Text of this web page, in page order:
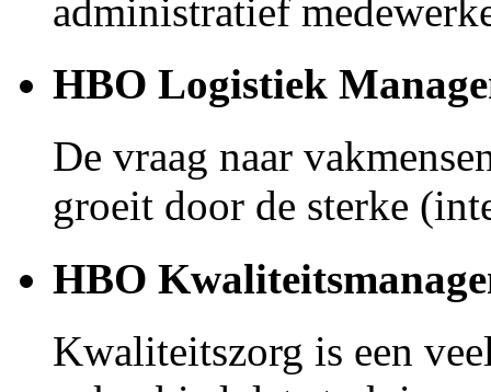
administratief
HBO Logistiek
De vraag naar
groeit door de sterke
HBO
Kwaliteitszorg is een